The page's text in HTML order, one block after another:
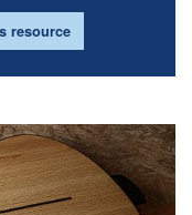
resource